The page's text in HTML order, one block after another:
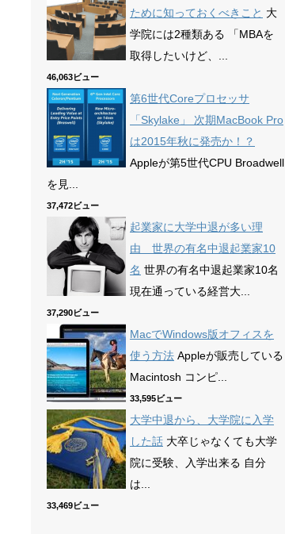
ために知っておくべきこと 大
学院には2種類ある 「MBAを
取得したいけど、...
46,063ビュー
第6世代Coreプロセッサ
「Skylake」 次期MacBook Pro
は2015年秋に発売か！？
Appleが第5世代CPU Broadwell
を見...
37,472ビュー
起業家に大学中退が多い理
由 世界の有名中退起業家10
名 世界の有名中退起業家10名
現在通っている経営大...
37,290ビュー
MacでWindows版オフィスを
使う方法 Appleが販売している
Macintosh コンピ...
33,595ビュー
大学中退から、大学院に入学
した話 大卒じゃなくても大学
院に受験、入学出来る 自分
は...
33,469ビュー